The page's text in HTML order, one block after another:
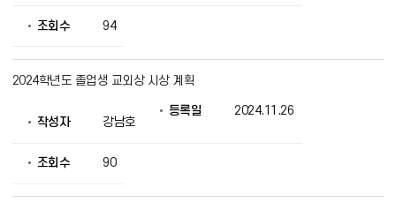
조회수 94
2024학년도 졸업생 교외상 시상 계획
작성자 강남호
등록일 2024.11.26
조회수 90